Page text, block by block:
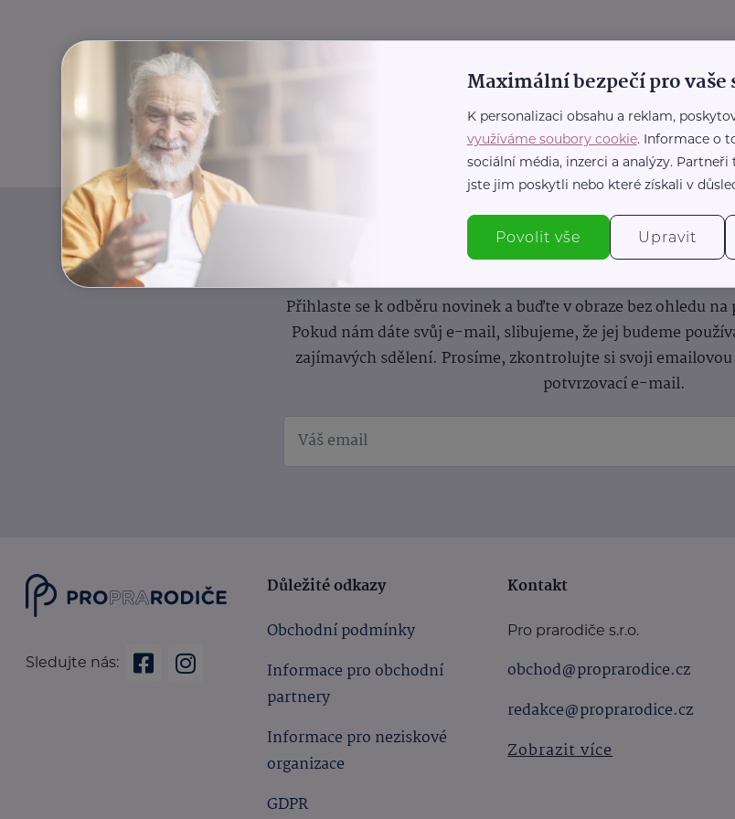
Informace(nejen)pro
Přihlaste se k odběru novinek a buďte v obraze bez ohledu
Pokud nám dáte svůj e-mail, slibujeme, že jej budeme
zajímavých sdělení. Prosíme, zkontrolujte si svoji
potvrzovací e-mail.
Sledujte nás:
Důležité odkazy
Obchodní podmínky
Informace pro obchodní
partnery
Informace pro neziskové
organizace
GDPR
Kontakt
Pro prarodiče s.r.o.
obchod@proprarodice.cz
redakce@proprarodice.cz
Zobrazit více
Maximální bezpečí pro
K personalizaci obsahu a reklam,
využíváme soubory cookie. Informace o
sociální média, inzerci a analýzy.
jste jim poskytli nebo které získali v
Povolit vše Upravit